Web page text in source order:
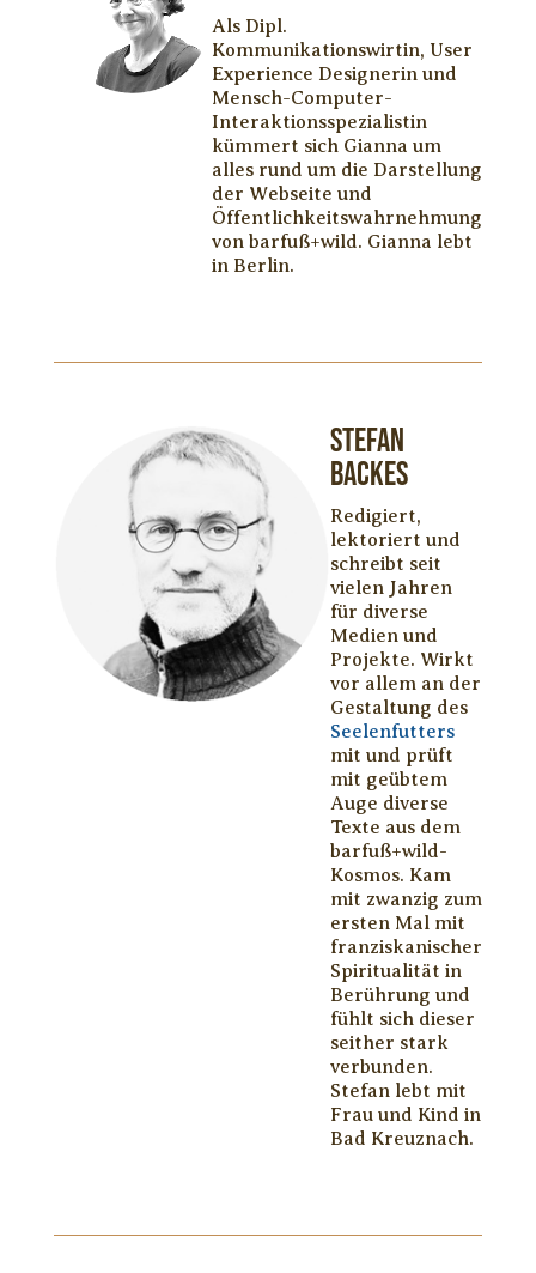
Als Dipl.
Kommunikationswirtin, User
Experience Designerinund
Mensch-Computer-
Interaktionsspezialistin
kümmert sich Gianna um
alles rund um die Darstellung
der Webseite und
Öffentlichkeitswahrnehmung
von barfuß+wild. Gianna lebt
in Berlin.
Stefan
Backes
Redigiert,
lektoriert und
schreibt seit
vielen Jahren
für diverse
Medien und
Projekte. Wirkt
vor allem an der
Gestaltung des
Seelenfutters
mit und prüft
mit geübtem
Auge diverse
Texte aus dem
barfuß+wild-
Kosmos. Kam
mit zwanzig zum
ersten Mal mit
franziskanischer
Spiritualität in
Berührung und
fühlt sich dieser
seither stark
verbunden.
Stefan lebt mit
Frau und Kind in
Bad Kreuznach.